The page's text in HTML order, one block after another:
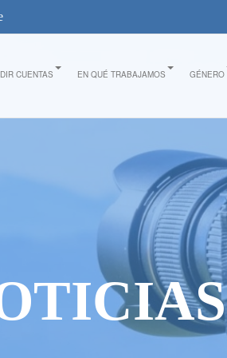
CUENTAS EN QUÉ TRABAJAMOS GÉNERO